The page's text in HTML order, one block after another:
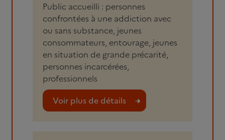
Public accueilli : personnes
confrontées à une addiction avec
ou sans substance, jeunes
consommateurs, entourage, jeunes
en situation de grande précarité,
personnes incarcérées,
professionnels
Voir plus de détails